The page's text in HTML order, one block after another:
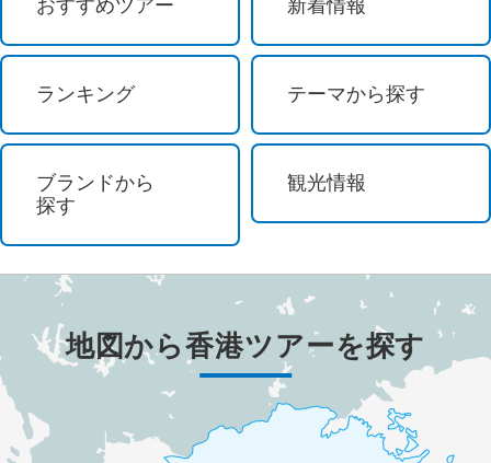
花 / 自然
登山・ハイキング
オーロラ観賞
島めぐり
紅葉
ビーチ・リゾート
花見
おすすめツアー 新着情報
ランキング テーマから探す
ブランドから
探す
観光情報
地図から香港ツアーを探す